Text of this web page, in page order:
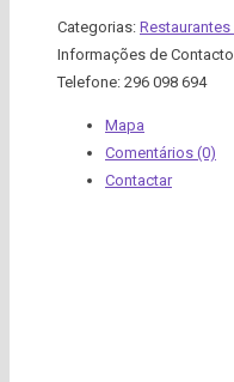
Categorias: Restaurantes
Informações de Contacto
Telefone: 296 098 694
Mapa
Comentários (0)
Contactar